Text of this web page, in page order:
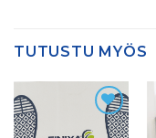
TUTUSTU MYÖS